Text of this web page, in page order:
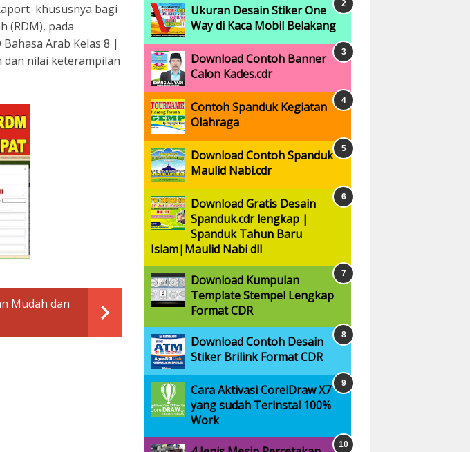
khususnya bagi
(RDM), pada
Arab Kelas 8 |
dan nilai keterampilan
Mudah dan
Ukuran Desain Stiker One
Way di Kaca Mobil Belakang
Download Contoh Banner
Calon Kades.cdr
Contoh Spanduk Kegiatan
Olahraga
Download Contoh Spanduk
Maulid Nabi.cdr
Download Gratis Desain
Spanduk.cdr lengkap |
Spanduk Tahun Baru
Islam|Maulid Nabi dll
Download Kumpulan
Template Stempel Lengkap
Format CDR
Download Contoh Desain
Stiker Brilink Format CDR
Cara Aktivasi CorelDraw X7
yang sudah Terinstal 100%
Work